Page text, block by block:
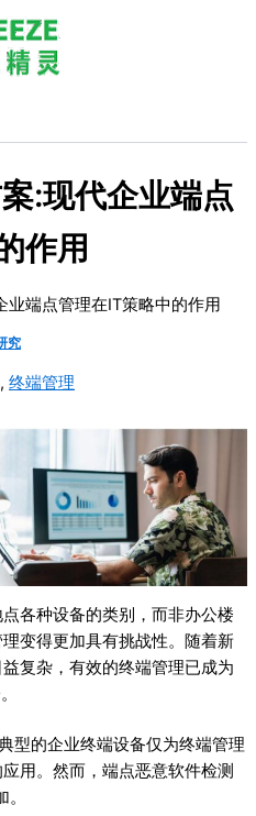
:现代企业端点
作用
业端点管理在IT策略中的作用
究
, 终端管理
各种设备的类别，而非办公楼
变得更加具有挑战性。随着新
复杂，有效的终端管理已成为
型的企业终端设备仅为终端管理
用。然而，端点恶意软件检测